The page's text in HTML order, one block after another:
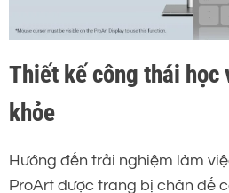
Thiết kế công thái học
khỏe
Hướng đến trải nghiệm làm
ProArt được trang bị chân đế